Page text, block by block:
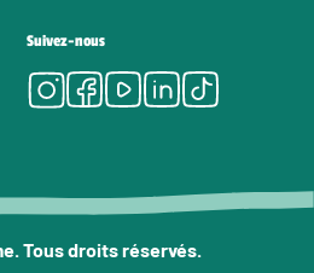
Suivez-nous
Instagram
Facebook
Youtube
LinkedIn
Tiktok
Tous droits réservés.